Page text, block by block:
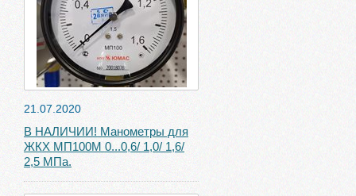
21.07.2020
В НАЛИЧИИ! Манометры для
ЖКХ МП100М 0...0,6/ 1,0/ 1,6/
2,5 МПа.